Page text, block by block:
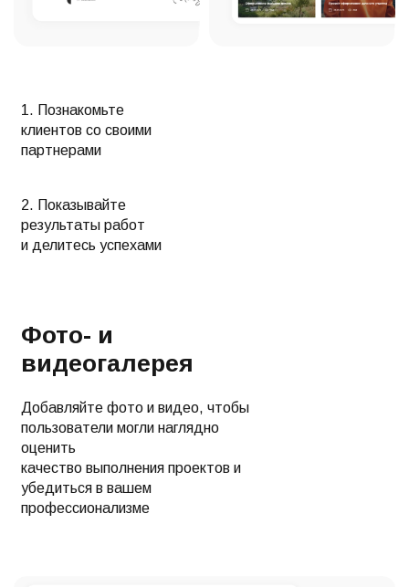
1. Познакомьте
клиентов со своими
партнерами
2. Показывайте
результаты работ
и делитесь успехами
Фото- и
видеогалерея
Добавляйте фото и видео, чтобы
пользователи могли наглядно
оценить
качество выполнения проектов и
убедиться в вашем
профессионализме